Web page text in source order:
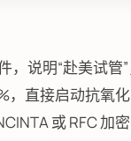
说明“赴美试管
直接启动抗氧化
或 RFC